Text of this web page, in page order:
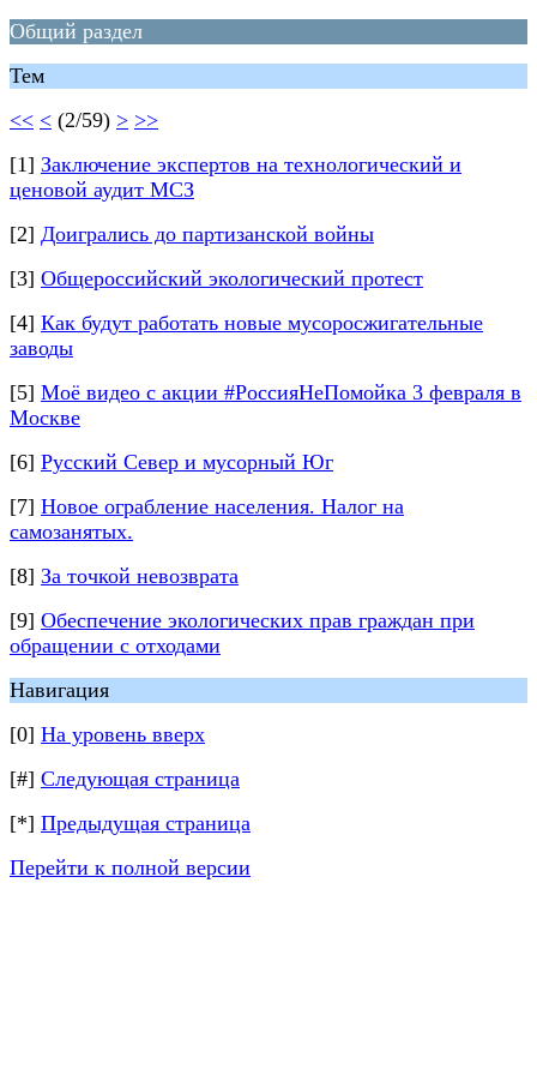
Общий раздел
Тем
<< < (2/59) > >>
[1] Заключение экспертов на технологический и
ценовой аудит МСЗ
[2] Доигрались до партизанской войны
[3] Общероссийский экологический протест
[4] Как будут работать новые мусоросжигательные
заводы
[5] Моё видео с акции #РоссияНеПомойка 3 февраля в
Москве
[6] Русский Север и мусорный Юг
[7] Новое ограбление населения. Налог на
самозанятых.
[8] За точкой невозврата
[9] Обеспечение экологических прав граждан при
обращении с отходами
Навигация
[0] На уровень вверх
[#] Следующая страница
[*] Предыдущая страница
Перейти к полной версии